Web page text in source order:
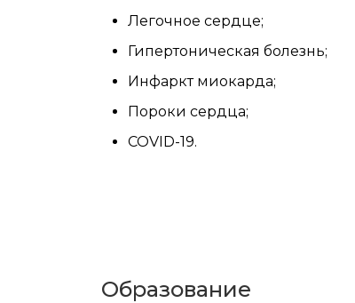
Легочное сердце;
Гипертоническая болезнь;
Инфаркт миокарда;
Пороки сердца;
COVID-19.
Образование